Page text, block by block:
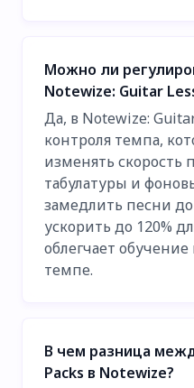
Можно ли
Notewize: Guitar
Да, в Notewize:
контроля темпа,
изменять скорость
табулатуры и
замедлить песни
ускорить до 120%
облегчает
темпе.
В чем разница
Packs в Notewize?